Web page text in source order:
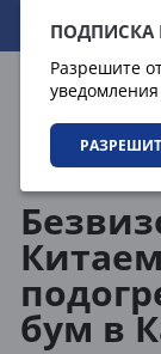
ПОДПИСКА
Разрешите
08.08.2026
бум в